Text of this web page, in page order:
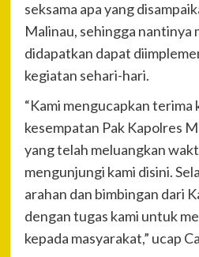
seksama apa yang
Malinau, sehingga nantinya
didapatkan dapat
kegiatan sehari-hari.
“Kami mengucapkan terima
kesempatan Pak Kapolres
yang telah meluangkan
mengunjungi kami disini.
arahan dan bimbingan dari
dengan tugas kami untuk
kepada masyarakat,” ucap